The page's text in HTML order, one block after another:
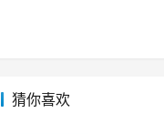
猜你喜欢